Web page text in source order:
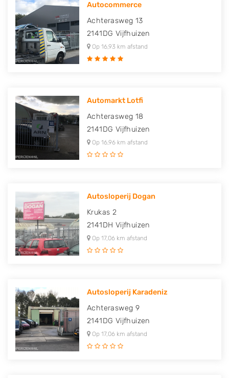
Autocommerce
Achterasweg 13
2141DG Vijfhuizen
Op 16,93 km afstand
Automarkt Lotfi
Achterasweg 18
2141DG Vijfhuizen
Op 16,96 km afstand
Autosloperij Dogan
Krukas 2
2141DH Vijfhuizen
Op 17,06 km afstand
Autosloperij Karadeniz
Achterasweg 9
2141DG Vijfhuizen
Op 17,06 km afstand